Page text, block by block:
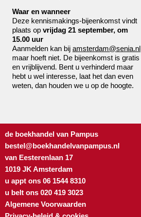
Waar en wanneer
Deze kennismakings-bijeenkomst vindt
plaats op vrijdag 21 september, om
15.00 uur
Aanmelden kan bij amsterdam@senia.nl
maar hoeft niet. De bijeenkomst is gratis
en vrijblijvend. Bent u verhinderd maar
hebt u wel interesse, laat het dan even
weten, dan houden we u op de hoogte.
de boekhandel van Pampus
bestel@boekhandelvanpampus.nl
van Eesterenlaan 17
1019 JK Amsterdam
u appt ons 06 1544 8310
u belt ons 020 419 3023
Algemene Voorwaarden